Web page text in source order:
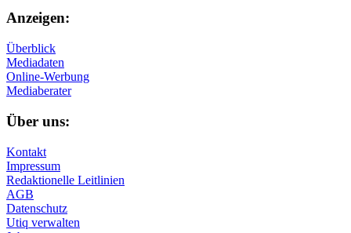
Anzeigen:
Überblick
Mediadaten
Online-Werbung
Mediaberater
Über uns:
Kontakt
Impressum
Redaktionelle Leitlinien
AGB
Datenschutz
Utiq verwalten